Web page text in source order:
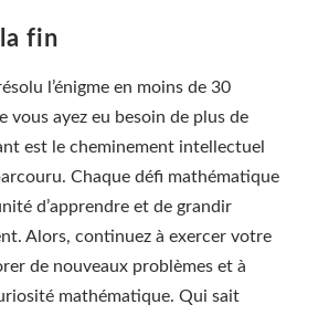
fin
l’énigme en moins de 30
vous ayez eu besoin de plus de
est le cheminement intellectuel
Chaque défi mathématique
d’apprendre et de grandir
Alors, continuez à exercer votre
de nouveaux problèmes et à
mathématique. Qui sait